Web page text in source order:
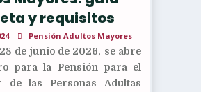
y requisitos
Pensión Adultos Mayores
de junio de 2026, se abre
para la Pensión para el
de las Personas Adultas